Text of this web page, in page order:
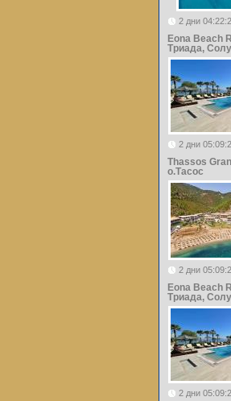
2 дни
Eona Beach
Триада,
2 дни
Thassos
о.Тасос
2 дни
Eona Beach
Триада,
2 дни